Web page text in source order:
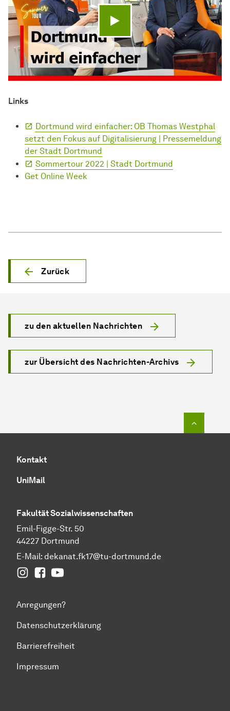
Video abspielen
Links
Dortmund wird einfacher: OB Thomas Westphal
setzt den Fokus auf Digitalisierung | Pressemeldung
der Stadt Dortmund
Sommertour 2022 | Stadt Dortmund
Get Online Week
Zurück
zu den aktuellen Nachrichten
zur Übersicht des Nachrichten-Archivs
Kontakt
UniMail
FakultätSozial­wissen­schaften
Emil-Figge-Str. 50
44227 Dortmund
E-Mail: dekanat.fk17@tu-dortmund.de
InstagramFacebook
YouTube
Anregungen?
Datenschutzerklärung
Barrierefreiheit
Impressum